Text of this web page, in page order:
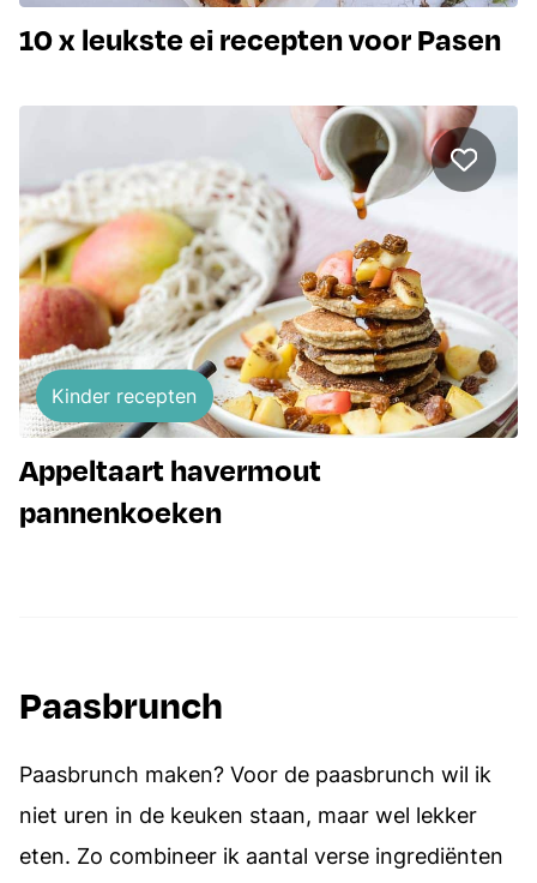
10 x leukste ei recepten voor Pasen
Kinder recepten
Appeltaart havermout
pannenkoeken
Paasbrunch
Paasbrunch maken? Voor de paasbrunch wil ik
niet uren in de keuken staan, maar wel lekker
eten. Zo combineer ik aantal verse ingrediënten